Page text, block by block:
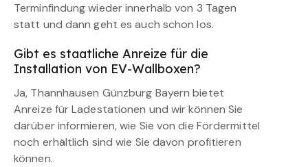
Terminfindung wieder innerhalb von 3 Tagen
statt und dann geht es auch schon los.
Gibt es staatliche Anreize für die
Installation von EV-Wallboxen?
Ja, Thannhausen Günzburg Bayern bietet
Anreize für Ladestationen und wir können Sie
darüber informieren, wie Sie von die Fördermittel
noch erhältlich sind wie Sie davon profitieren
können.